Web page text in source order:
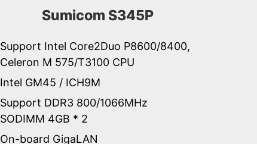
Sumicom S345P
Support Intel Core2Duo P8600/8400,
Celeron M 575/T3100 CPU
Intel GM45 / ICH9M
Support DDR3 800/1066MHz
SODIMM 4GB * 2
On-board GigaLAN